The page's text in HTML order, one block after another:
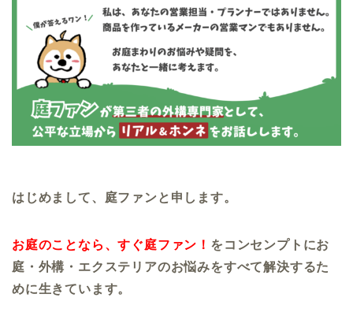
はじめまして、庭ファンと申します。
お庭のことなら、すぐ庭ファン！ をコンセンプトにお
庭・外構・エクステリアのお悩みをすべて解決するた
めに生きています。